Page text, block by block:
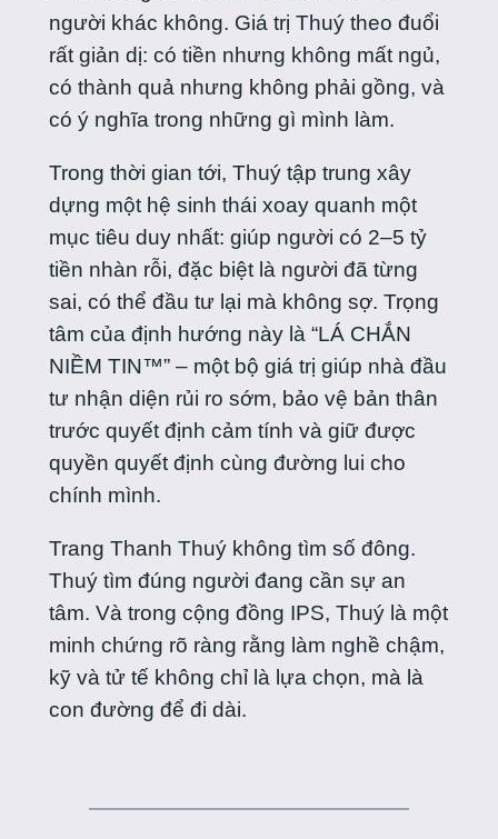
người khác không. Giá trị Thuý theo đuổi
rất giản dị: có tiền nhưng không mất ngủ,
có thành quả nhưng không phải gồng, và
có ý nghĩa trong những gì mình làm.
Trong thời gian tới, Thuý tập trung xây
dựng một hệ sinh thái xoay quanh một
mục tiêu duy nhất: giúp người có 2–5 tỷ
tiền nhàn rỗi, đặc biệt là người đã từng
sai, có thể đầu tư lại mà không sợ. Trọng
tâm của định hướng này là “LÁ CHẮN
NIỀM TIN™” – một bộ giá trị giúp nhà đầu
tư nhận diện rủi ro sớm, bảo vệ bản thân
trước quyết định cảm tính và giữ được
quyền quyết định cùng đường lui cho
chính mình.
Trang Thanh Thuý không tìm số đông.
Thuý tìm đúng người đang cần sự an
tâm. Và trong cộng đồng IPS, Thuý là một
minh chứng rõ ràng rằng làm nghề chậm,
kỹ và tử tế không chỉ là lựa chọn, mà là
con đường để đi dài.